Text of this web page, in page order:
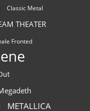
Classic Metal
THEATER
Fronted
METALLICA